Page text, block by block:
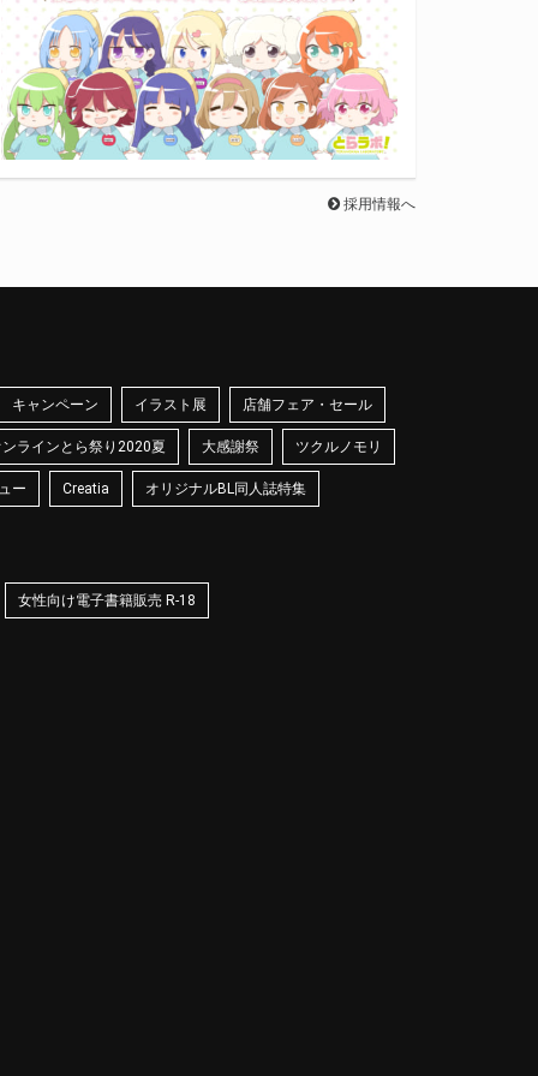
採用情報へ
キャンペーン イラスト展 店舗フェア・セール
ラインとら祭り2020夏 大感謝祭 ツクルノモリ
ー Creatia オリジナルBL同人誌特集
女性向け電子書籍販売 R-18